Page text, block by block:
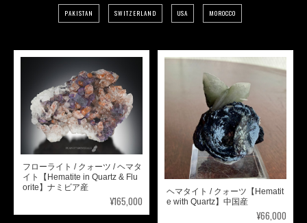
PAKISTAN SWITZERLAND USA MOROCCO
フローライト / クォーツ / ヘマタ
イト【Hematite in Quartz & Flu
orite】ナミビア産
¥165,000
ヘマタイト / クォーツ【Hematit
e with Quartz】中国産
¥66,000